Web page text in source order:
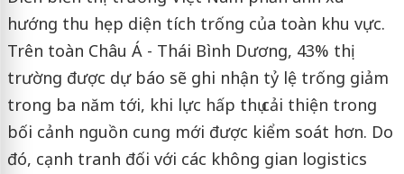
hướng thu hẹp diện tích trống của toàn khu vực.
Trên toàn Châu Á - Thái Bình Dương, 43% thị
trường được dự báo sẽ ghi nhận tỷ lệ trống giảm
trong ba năm tới, khi lực hấp thụ cải thiện trong
bối cảnh nguồn cung mới được kiểm soát hơn. Do
đó, cạnh tranh đối với các không gian logistics